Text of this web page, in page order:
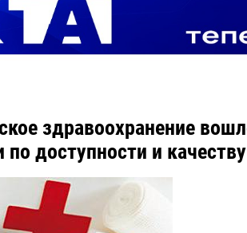
здравоохранение
по доступности и качеству